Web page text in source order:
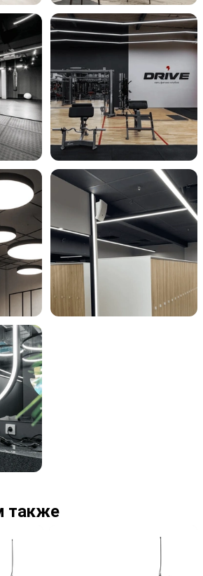
также